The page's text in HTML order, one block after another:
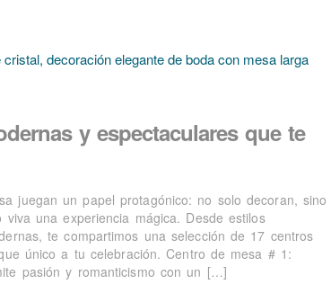
y espectaculares que te
juegan un papel protagónico: no solo decoran, sino
una experiencia mágica. Desde estilos
te compartimos una selección de 17 centros
único a tu celebración. Centro de mesa # 1:
pasión y romanticismo con un […]